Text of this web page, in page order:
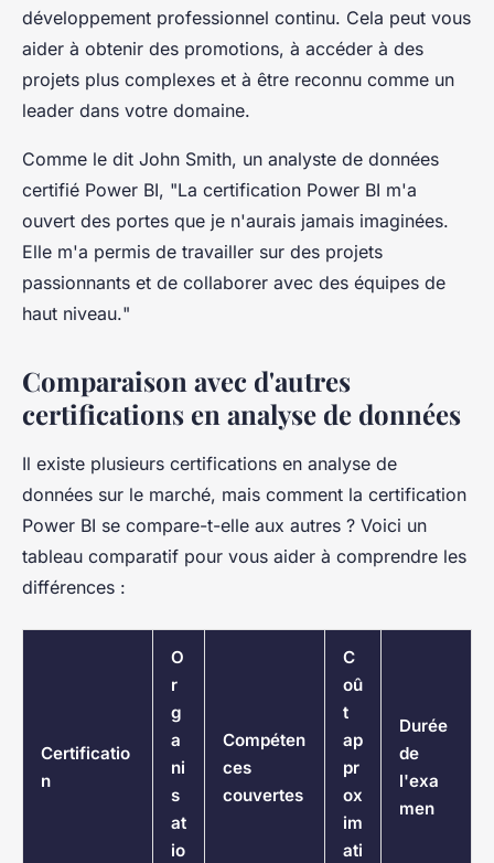
développement professionnel continu. Cela peut vous
aider à obtenir des promotions, à accéder à des
projets plus complexes et à être reconnu comme un
leader dans votre domaine.
Comme le dit John Smith, un analyste de données
certifié Power BI, "La certification Power BI m'a
ouvert des portes que je n'aurais jamais imaginées.
Elle m'a permis de travailler sur des projets
passionnants et de collaborer avec des équipes de
haut niveau."
Comparaison avec d'autres
certifications en analyse de données
Il existe plusieurs certifications en analyse de
données sur le marché, mais comment la certification
Power BI se compare-t-elle aux autres ? Voici un
tableau comparatif pour vous aider à comprendre les
différences :
Certificatio
n
O
r
g
a
ni
s
at
io
Compéten
ces
couvertes
C
oû
t
ap
pr
ox
im
ati
Durée
de
l'exa
men